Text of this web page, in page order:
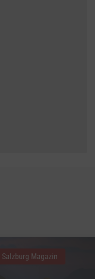
Salzburg Magazin